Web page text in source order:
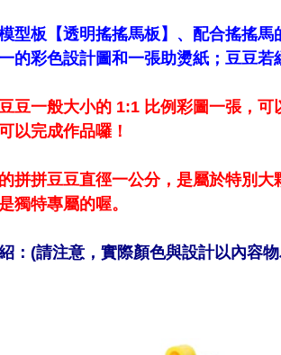
型板【透明搖搖馬板】、配合搖搖
的彩色設計圖和一張助燙紙；豆豆
豆一般大小的 1:1 比例彩圖一張，
以完成作品囉！
拼拼豆豆直徑一公分，是屬於特別
獨特專屬的喔。
：(請注意，實際顏色與設計以內容